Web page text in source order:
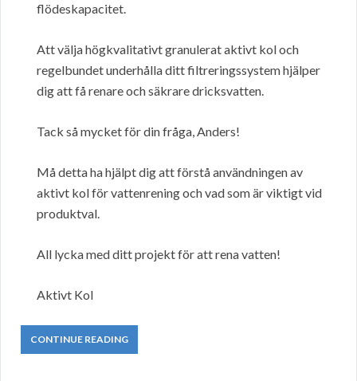
flödeskapacitet.
Att välja högkvalitativt granulerat aktivt kol och
regelbundet underhålla ditt filtreringssystem hjälper
dig att få renare och säkrare dricksvatten.
Tack så mycket för din fråga, Anders!
Må detta ha hjälpt dig att förstå användningen av
aktivt kol för vattenrening och vad som är viktigt vid
produktval.
All lycka med ditt projekt för att rena vatten!
Aktivt Kol
CONTINUE READING